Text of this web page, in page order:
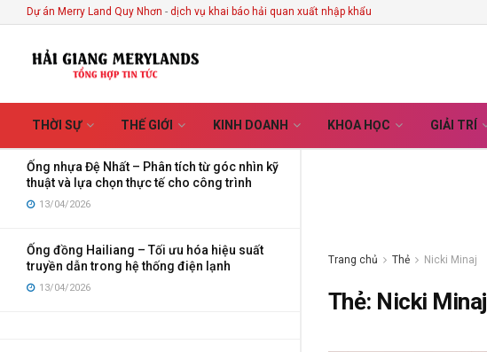
MỚI NHẤT XU HƯỚNG Lọc
Every Handmade Creation
03/08/2026
Ống điện Vega – Giải pháp bảo vệ dây dẫn tối
01/07/2026
Ống nhựa Đệ Nhất – Phân tích từ góc nhìn kỹ
thuật và lựa chọn thực tế cho công trình
13/04/2026
Ống đồng Hailiang – Tối ưu hóa hiệu suất
truyền dẫn trong hệ thống điện lạnh
13/04/2026
Dự án Merry Land Quy Nhơn - dịch vụ khai báo hải quan xuất nhập khẩu
THỜI SỰ THẾ GIỚI KINH DOANH KHOA HỌC GIẢI TRÍ
Trang chủ Thẻ Nicki Minaj
Thẻ: Nicki Minaj